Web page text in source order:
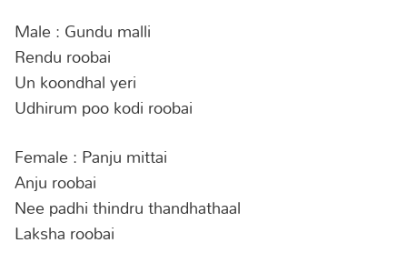
Male : Gundu malli
Rendu roobai
Un koondhal yeri
Udhirum poo kodi roobai
Female : Panju mittai
Anju roobai
Nee padhi thindru thandhathaal
Laksha roobai